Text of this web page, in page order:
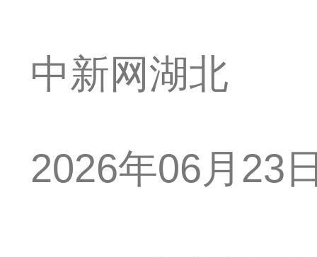
中新网湖北
2026年06月23